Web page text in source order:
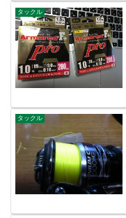
タックル
タックル